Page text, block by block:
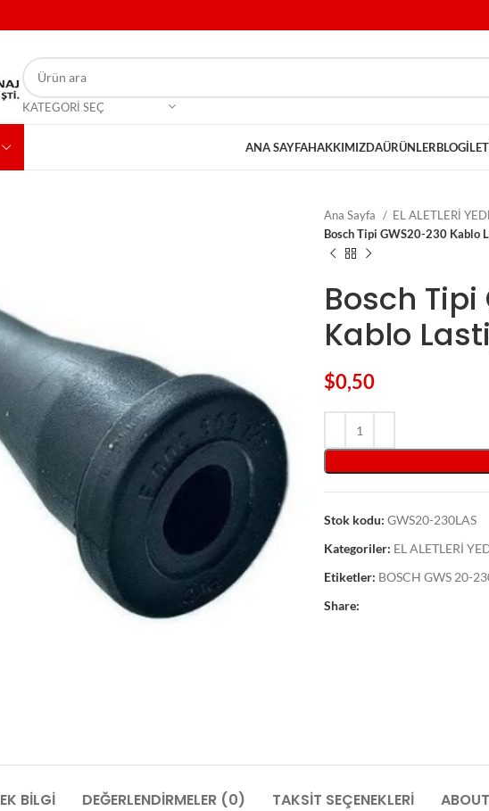
KATEGORI SEÇ
ANA SAYFAHAKKIMIZDAÜRÜNLERBLOG
Ana Sayfa EL ALETLERİ
Bosch Tipi GWS20-230 Kablo
Bosch
Kablo
$0,50
Stok kodu: GWS20-230LAS
Kategoriler: EL ALETLERİ
Etiketler: BOSCH GWS 20-
Share:
EK BILGI DEĞERLENDIRMELER (0) TAKSIT SEÇENEKLERI